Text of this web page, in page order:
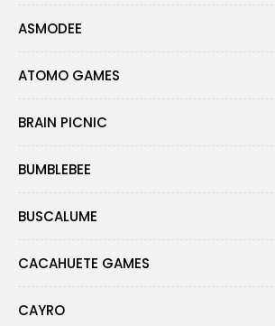
ASMODEE
ATOMO GAMES
BRAIN PICNIC
BUMBLEBEE
BUSCALUME
CACAHUETE GAMES
CAYRO